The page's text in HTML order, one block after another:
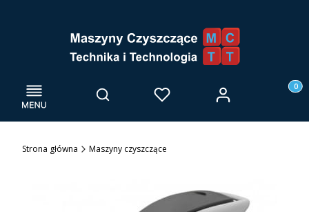
Menu Otwórz wyszukiwarkę
Szukaj Ulubione Zaloguj się
Strona główna Maszyny czyszczące